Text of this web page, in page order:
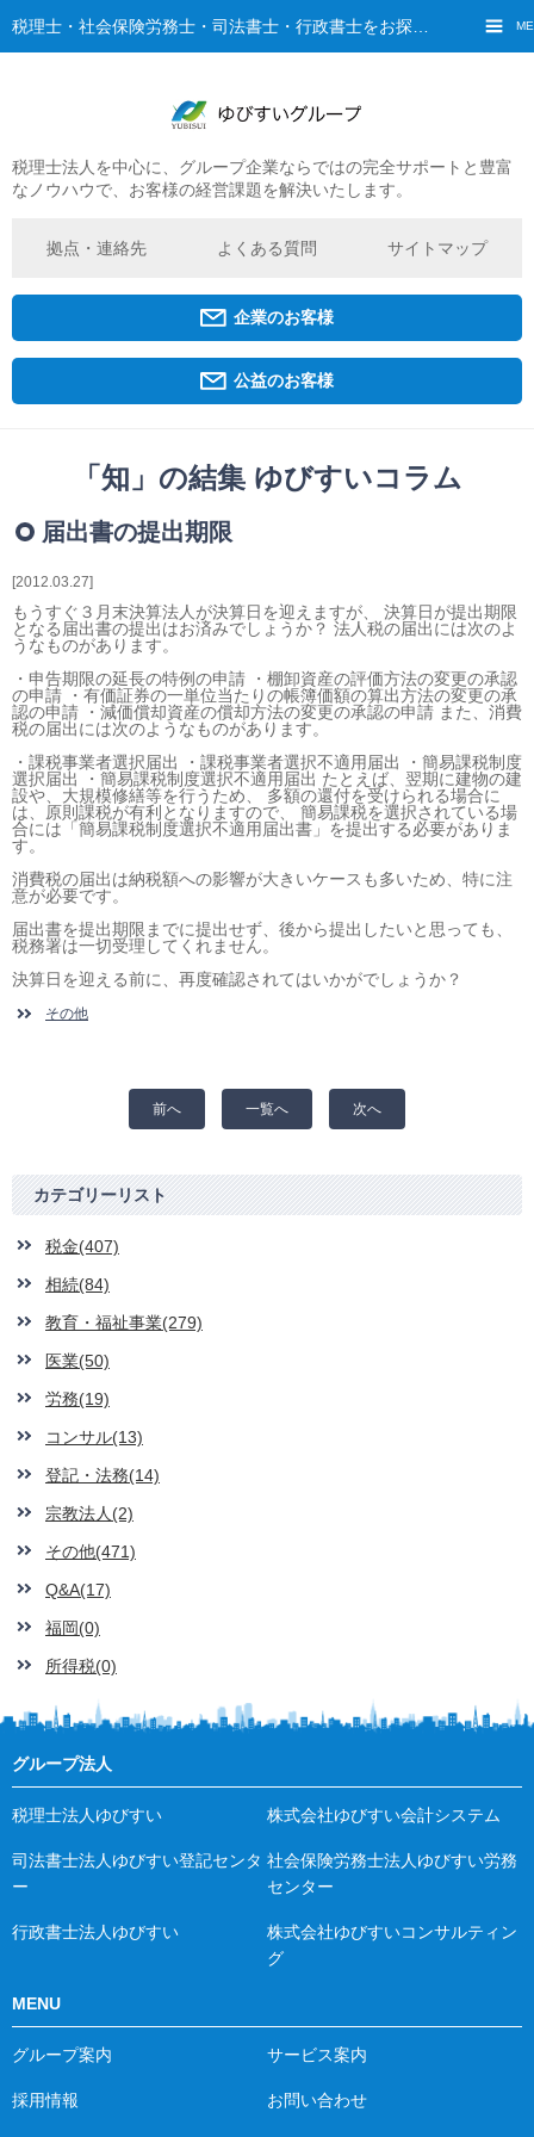
税理士法人を中心に、グループ企業ならではの完全サポートと豊富
なノウハウで、お客様の経営課題を解決いたします。
拠点・連絡先 よくある質問 サイトマップ
企業のお客様
公益のお客様
ご挨拶
グループ概要
ゆびすいのあゆみ
京都オフィス
相続・贈与・事業承継をお考えの方
医業経営者の方
寺院などの宗教法人経営者の方
認定こども園経営者の方
保育園経営者の方
介護事業者の方
介護専門チームからのお知らせ
「知」の結集 ゆびすいコラム
2012.03.27
届出書の提出期限
もうすぐ３月末決算法人が決算日を迎えますが、 決算日が提出期限
となる届出書の提出はお済みでしょうか？ 法人税の届出には次のよ
うなものがあります。
・申告期限の延長の特例の申請 ・棚卸資産の評価方法の変更の承認
の申請 ・有価証券の一単位当たりの帳簿価額の算出方法の変更の承
認の申請 ・減価償却資産の償却方法の変更の承認の申請 また、消費
税の届出には次のようなものがあります。
・課税事業者選択届出 ・課税事業者選択不適用届出 ・簡易課税制度
選択届出 ・簡易課税制度選択不適用届出 たとえば、翌期に建物の建
設や、大規模修繕等を行うため、 多額の還付を受けられる場合に
は、原則課税が有利となりますので、 簡易課税を選択されている場
合には「簡易課税制度選択不適用届出書」を提出する必要がありま
す。
消費税の届出は納税額への影響が大きいケースも多いため、特に注
意が必要です。
届出書を提出期限までに提出せず、後から提出したいと思っても、
税務署は一切受理してくれません。
決算日を迎える前に、再度確認されてはいかがでしょうか？
その他
前へ 一覧へ 次へ
カテゴリーリスト
税金(407)
相続(84)
教育・福祉事業(279)
医業(50)
労務(19)
コンサル(13)
登記・法務(14)
宗教法人(2)
その他(471)
Q&A(17)
福岡(0)
所得税(0)
グループ法人
税理士法人ゆびすい 株式会社ゆびすい会計システム
司法書士法人ゆびすい登記センタ
ー
社会保険労務士法人ゆびすい労務
センター
行政書士法人ゆびすい
株式会社ゆびすいコンサルティン
グ
MENU
グループ案内 サービス案内
採用情報 お問い合わせ